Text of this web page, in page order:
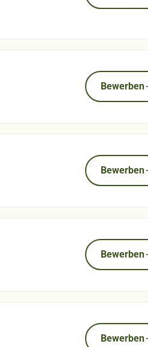
Bewerben
Bewerben
Bewerben
Bewerben